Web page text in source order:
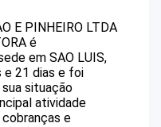
E PINHEIRO LTDA
é
em SAO LUIS,
e 21 dias e foi
sua situação
atividade
e